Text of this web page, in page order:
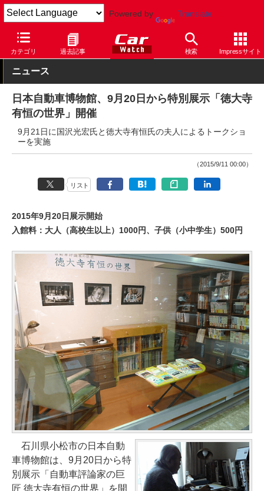
Powered by Translate
カテゴリ 過去記事 検索 Impressサイト
Car Watch 技術 その他
ニュース
日本自動車博物館、9月20日から特別展示「徳大寺
有恒の世界」開催
9月21日に国沢光宏氏と徳大寺有恒氏の夫人によるトークショ
ーを実施
（2015/9/11 00:00）
リスト
2015年9月20日展示開始
入館料：大人（高校生以上）1000円、子供（小中学生）500円
石川県小松市の日本自動
車博物館は、9月20日から特
別展示「自動車評論家の巨
匠 徳大寺有恒の世界」を開